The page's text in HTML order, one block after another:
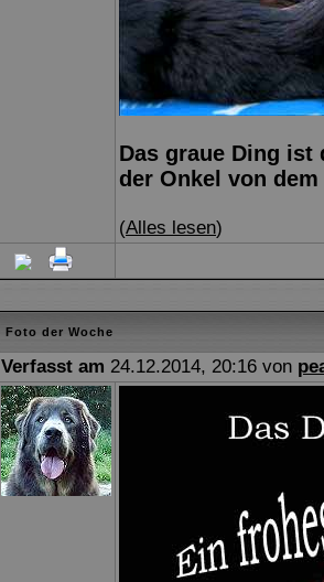
Das graue Ding ist
der Onkel von
(Alles lesen)
Foto der Woche
Verfasst am 24.12.2014, 20:16 von